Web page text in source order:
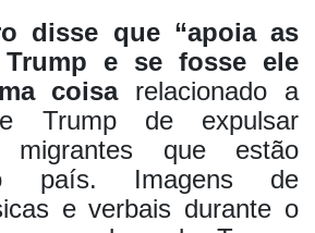
disse que “apoia as
e se fosse ele
coisarelacionado a
Trump de expulsar
que estão
país. Imagens de
e verbais durante o